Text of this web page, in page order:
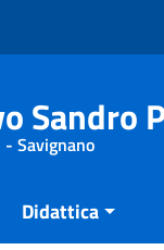
Sandro
Savignano
Didattica